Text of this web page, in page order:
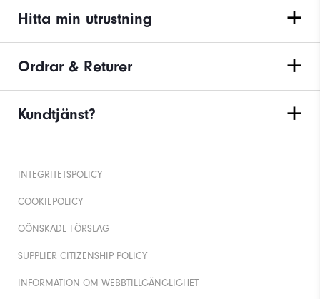
Hitta min utrustning
Ordrar & Returer
Kundtjänst?
INTEGRITETSPOLICY
COOKIEPOLICY
OÖNSKADE FÖRSLAG
SUPPLIER CITIZENSHIP POLICY
INFORMATION OM WEBBTILLGÄNGLIGHET